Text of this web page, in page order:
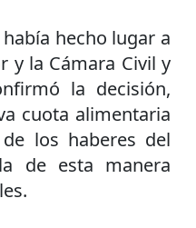
hecho lugar a
y la Cámara Civil y
la decisión,
cuota alimentaria
los haberes del
de esta manera